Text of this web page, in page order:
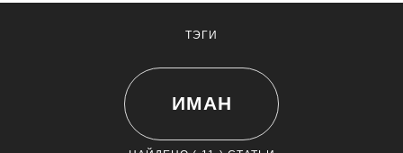
ТЭГИ
ИМАН